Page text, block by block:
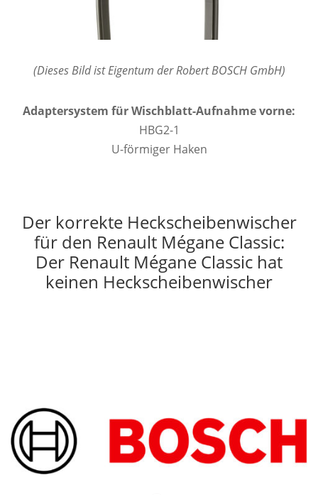
(Dieses Bild ist Eigentum der Robert BOSCH GmbH)
Adaptersystem für Wischblatt-Aufnahme vorne:
HBG2-1
U-förmiger Haken
Der korrekte Heckscheibenwischer
für den Renault Mégane Classic:
Der Renault Mégane Classic hat
keinen Heckscheibenwischer